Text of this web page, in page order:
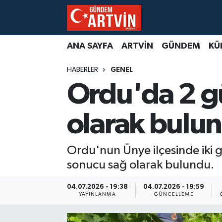
ANA SAYFA ARTVİN GÜNDEM
HABERLER GENEL
Ordu'da 2
olarak
Ordu'nun Ünye ilçesinde iki
sonucu sağ olarak bulundu.
04.07.2026 - 19:38
YAYINLANMA
04.07.2026 - 19:59
GÜNCELLEME